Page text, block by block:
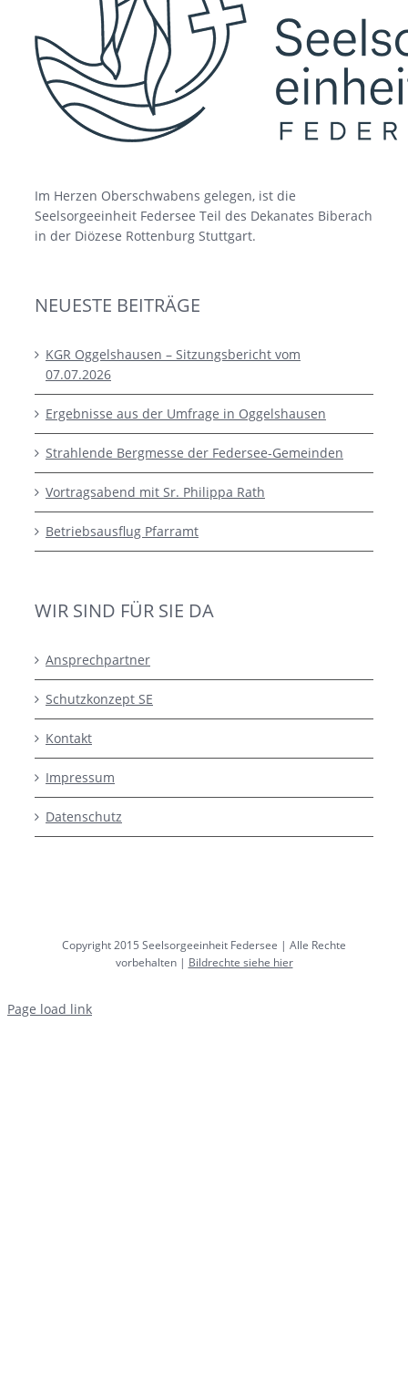
Im Herzen Oberschwabens gelegen, ist die
Seelsorgeeinheit Federsee Teil des Dekanates Biberach
in der Diözese Rottenburg Stuttgart.
NEUESTE BEITRÄGE
KGR Oggelshausen – Sitzungsbericht vom
07.07.2026
Ergebnisse aus der Umfrage in Oggelshausen
Strahlende Bergmesse der Federsee-Gemeinden
Vortragsabend mit Sr. Philippa Rath
Betriebsausflug Pfarramt
WIR SIND FÜR SIE DA
Ansprechpartner
Schutzkonzept SE
Kontakt
Impressum
Datenschutz
Copyright 2015 Seelsorgeeinheit Federsee | Alle Rechte
vorbehalten | Bildrechte siehe hier
Page load link